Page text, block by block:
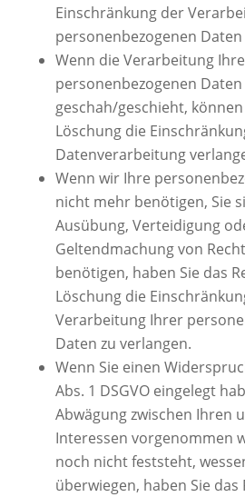
Einschränkung der
personenbezogenen
Wenn die Verarbeitung
personenbezogenen
geschah/geschieht,
Löschung die
Datenverarbeitung
Wenn wir Ihre
nicht mehr benötigen, Sie
Ausübung, Verteidigung
Geltendmachung von
benötigen, haben Sie das
Löschung die
Verarbeitung Ihrer
Daten zu verlangen.
Wenn Sie einen
Abs. 1 DSGVO eingelegt
Abwägung zwischen Ihren
Interessen vorgenommen
noch nicht feststeht,
überwiegen, haben Sie das